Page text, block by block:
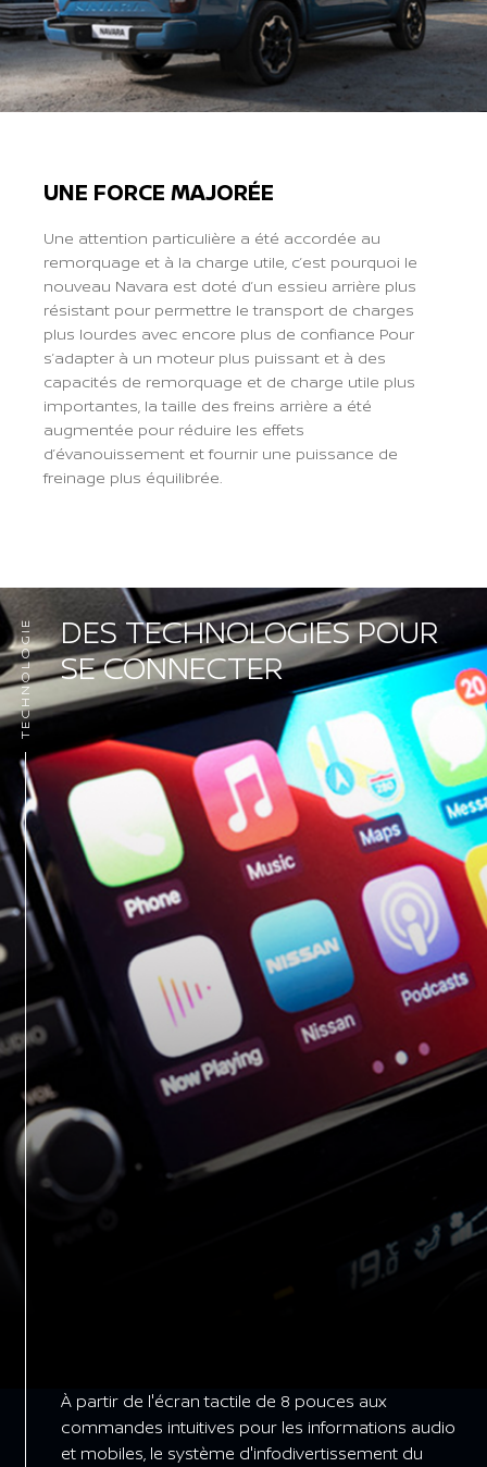
UNE FORCE MAJORÉE
Une attention particulière a été accordée au
remorquage et à la charge utile, c’est pourquoi le
nouveau Navara est doté d’un essieu arrière plus
résistant pour permettre le transport de charges
plus lourdes avec encore plus de confiance Pour
s’adapter à un moteur plus puissant et à des
capacités de remorquage et de charge utile plus
importantes, la taille des freins arrière a été
augmentée pour réduire les effets
d’évanouissement et fournir une puissance de
freinage plus équilibrée.
DES TECHNOLOGIES POUR
SE CONNECTER
TECHNOLOGIE
À partir de l'écran tactile de 8 pouces aux
commandes intuitives pour les informations audio
et mobiles, le système d'infodivertissement du